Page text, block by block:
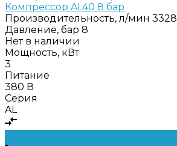
Компрессор AL40 8 бар
Производительность, л/мин 3328
Давление, бар 8
Нет в наличии
Мощность, кВт
3
Питание
380 В
Серия
AL